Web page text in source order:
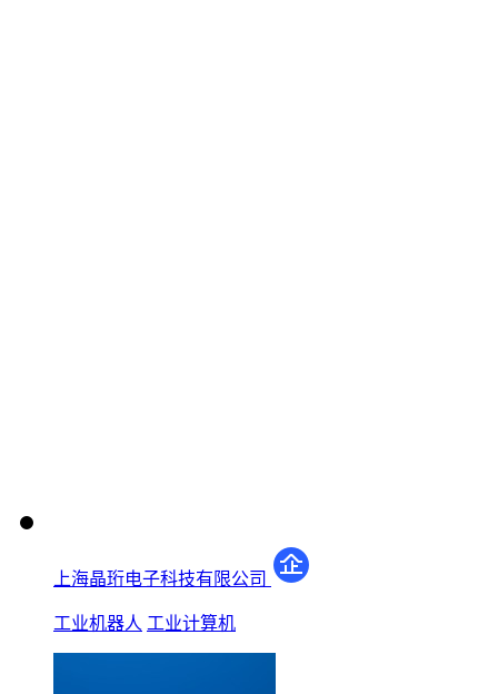
上海晶珩电子科技有限公司
工业机器人 工业计算机